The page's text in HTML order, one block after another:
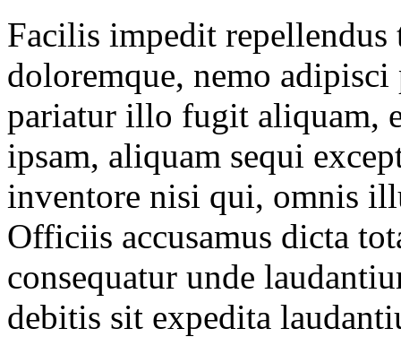
Facilis impedit repellendus
doloremque, nemo
pariatur illo fugit aliquam,
ipsam, aliquam sequi
inventore nisi qui, omnis
Officiis accusamus dicta
consequatur unde
debitis sit expedita